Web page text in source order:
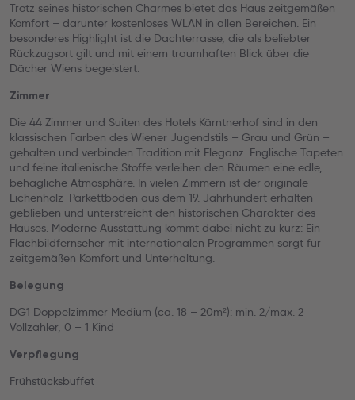
Trotz seines historischen Charmes bietet das Haus zeitgemäßen
Komfort – darunter kostenloses WLAN in allen Bereichen. Ein
besonderes Highlight ist die Dachterrasse, die als beliebter
Rückzugsort gilt und mit einem traumhaften Blick über die
Dächer Wiens begeistert.
Zimmer
Die 44 Zimmer und Suiten des Hotels Kärntnerhof sind in den
klassischen Farben des Wiener Jugendstils – Grau und Grün –
gehalten und verbinden Tradition mit Eleganz. Englische Tapeten
und feine italienische Stoffe verleihen den Räumen eine edle,
behagliche Atmosphäre. In vielen Zimmern ist der originale
Eichenholz-Parkettboden aus dem 19. Jahrhundert erhalten
geblieben und unterstreicht den historischen Charakter des
Hauses. Moderne Ausstattung kommt dabei nicht zu kurz: Ein
Flachbildfernseher mit internationalen Programmen sorgt für
zeitgemäßen Komfort und Unterhaltung.
Belegung
DG1 Doppelzimmer Medium (ca. 18 – 20m²): min. 2/max. 2
Vollzahler, 0 – 1 Kind
Verpflegung
Frühstücksbuffet